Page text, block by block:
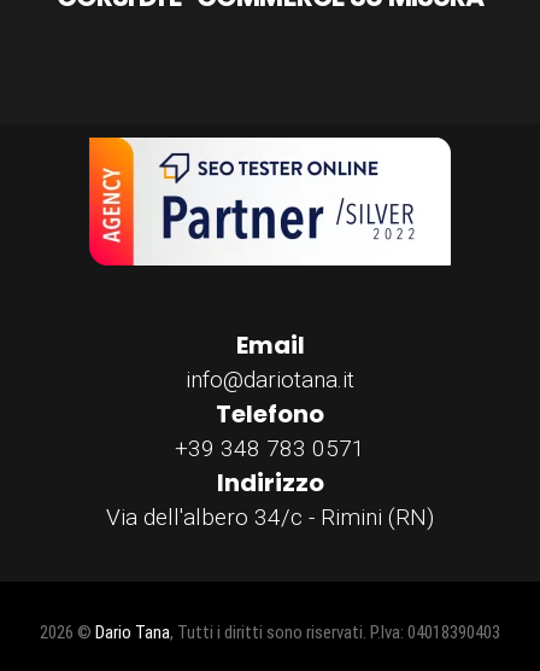
Email
info@dariotana.it
Telefono
+39 348 783 0571
Indirizzo
Via dell'albero 34/c - Rimini (RN)
2026 © Dario Tana, Tutti i diritti sono riservati. P.Iva: 04018390403